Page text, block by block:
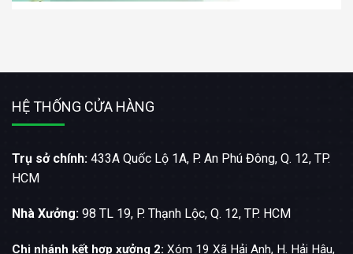
HỆ THỐNG CỬA HÀNG
Trụ sở chính: 433A Quốc Lộ 1A, P. An Phú Đông, Q. 12, TP.
HCM
Nhà Xưởng: 98 TL 19, P. Thạnh Lộc, Q. 12, TP. HCM
Chi nhánh kết hợp xưởng 2: Xóm 19 Xã Hải Anh, H. Hải Hậu,